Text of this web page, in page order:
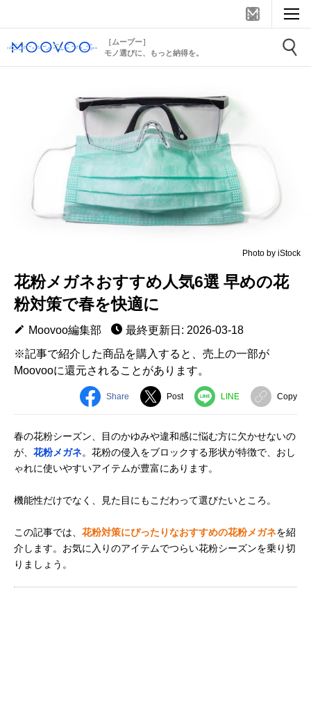
［ムーブー］
モノ選びに、もっと納得を。
Photo by iStock
花粉メガネおすすめ人気6選 早めの花
粉対策で春を快適に
Moovoo編集部
最終更新日: 2026-03-18
※記事で紹介した商品を購入すると、売上の一部が
Moovooに還元されることがあります。
Share Post LINE Copy
春の花粉シーズン、目のかゆみや違和感に悩む方に欠かせないの
が、 花粉メガネ。花粉の侵入をブロックする形状が特徴で、おし
ゃれに使いやすいアイテムが豊富にあります。
機能性だけでなく、見た目にもこだわって選びたいところ。
この記事では、 花粉対策にぴったりなおすすめの花粉メガネを紹
介します。お気に入りのアイテムでつらい花粉シーズンを乗り切
りましょう。